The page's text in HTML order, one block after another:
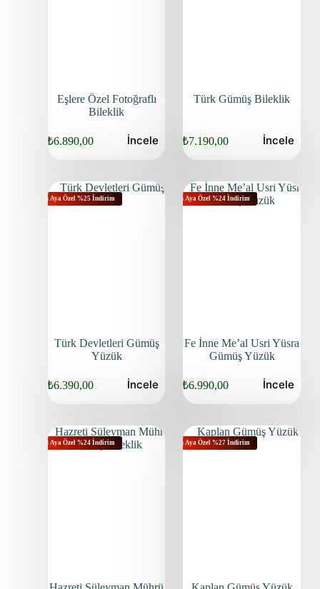
Eşlere Özel Fotoğraflı
Bileklik
₺6.890,00 İncele
Türk Gümüş Bileklik
₺7.190,00 İncele
Bu Aya Özel %25 İndirim
Türk Devletleri Gümüş
Yüzük
₺6.390,00 İncele
Bu Aya Özel %24 İndirim
Fe İnne Me’al Usri Yüsra
Gümüş Yüzük
₺6.990,00 İncele
Bu Aya Özel %24 İndirim Bu Aya Özel %27 İndirim